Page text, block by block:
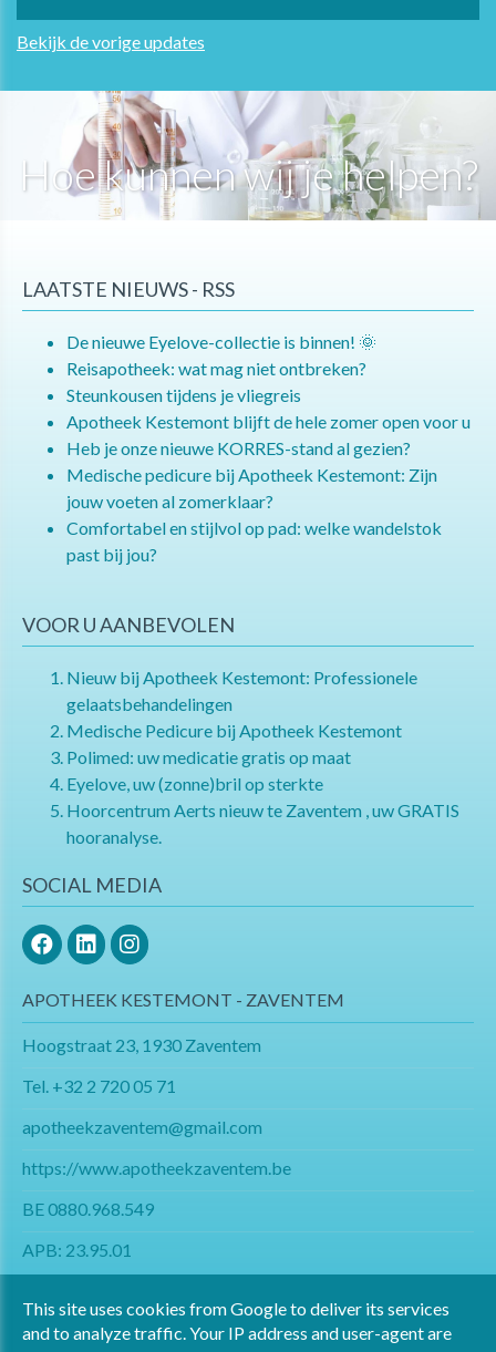
Bekijk de vorige updates
Hoe kunnen wij je helpen?
LAATSTE NIEUWS - RSS
De nieuwe Eyelove-collectie is binnen! 🌞
Reisapotheek: wat mag niet ontbreken?
Steunkousen tijdens je vliegreis
Apotheek Kestemont blijft de hele zomer open voor u
Heb je onze nieuwe KORRES-stand al gezien?
Medische pedicure bij Apotheek Kestemont: Zijn
jouw voeten al zomerklaar?
Comfortabel en stijlvol op pad: welke wandelstok
past bij jou?
VOOR U AANBEVOLEN
Nieuw bij Apotheek Kestemont: Professionele
gelaatsbehandelingen
Medische Pedicure bij Apotheek Kestemont
Polimed: uw medicatie gratis op maat
Eyelove, uw (zonne)bril op sterkte
Hoorcentrum Aerts nieuw te Zaventem , uw GRATIS
hooranalyse.
SOCIAL MEDIA
APOTHEEK KESTEMONT - ZAVENTEM
Hoogstraat 23, 1930 Zaventem
Tel. +32 2 720 05 71
apotheekzaventem@gmail.com​​​​​​​
https://www.apotheekzaventem.be
BE 0880.968.549
APB: 23.95.01
This site uses cookies from Google to deliver its services
and to analyze traffic. Your IP address and user-agent are